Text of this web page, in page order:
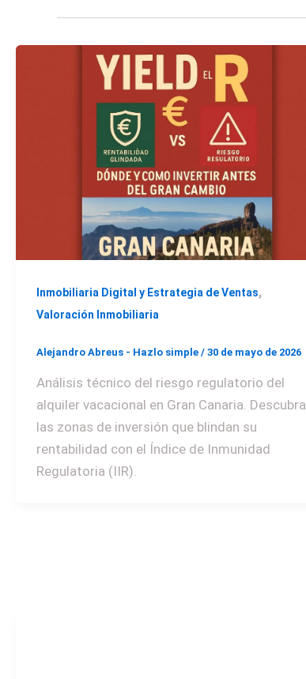
Inmobiliaria Digital y Estrategia de Ventas,
Valoración Inmobiliaria
Alejandro Abreus - Hazlo simple / 30 de mayo de 2026
Análisis técnico del riesgo regulatorio del
alquiler vacacional en Gran Canaria. Descubra
las zonas de inversión que blindan su
rentabilidad con el Índice de Inmunidad
Regulatoria (IIR).